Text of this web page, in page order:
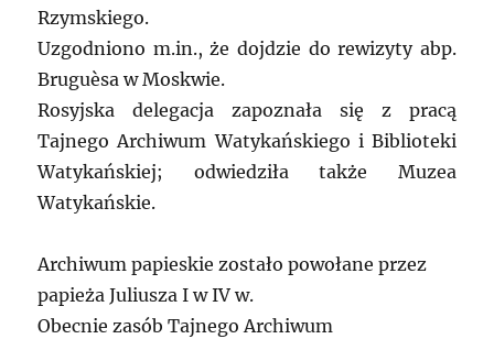
Rzymskiego.
Uzgodniono m.in., że dojdzie do rewizyty abp.
Bruguèsa w Moskwie.
Rosyjska delegacja zapoznała się z pracą
Tajnego Archiwum Watykańskiego i Biblioteki
Watykańskiej; odwiedziła także Muzea
Watykańskie.
Archiwum papieskie zostało powołane przez
papieża Juliusza I w IV w.
Obecnie zasób Tajnego Archiwum